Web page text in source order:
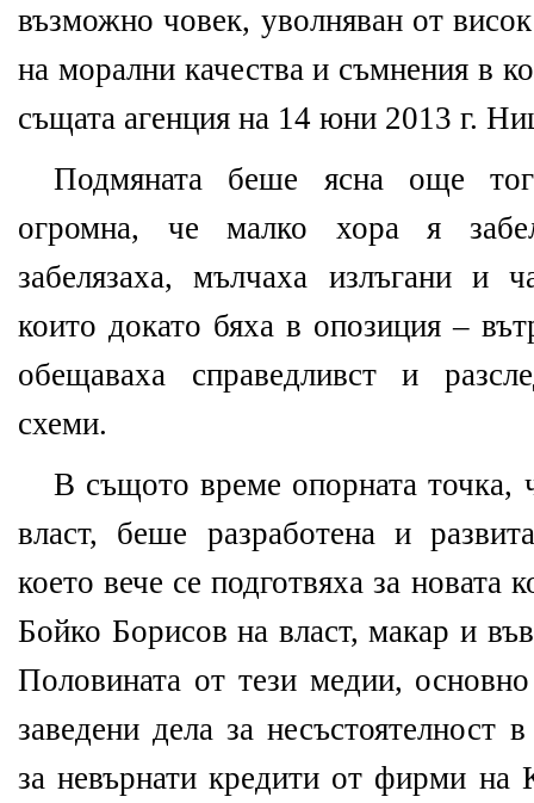
възможно човек, уволняван от
на морални качества и съмнения в
същата агенция на 14 юни 2013 г.
Подмяната беше ясна още
огромна, че малко хора я
забелязаха, мълчаха излъгани и
които докато бяха в опозиция –
обещаваха справедливст и
схеми.
В същото време опорната точка,
власт, беше разработена и
което вече се подготвяха за новата
Бойко Борисов на власт, макар и
Половината от тези медии,
заведени дела за несъстоятелност
за невърнати кредити от фирми на